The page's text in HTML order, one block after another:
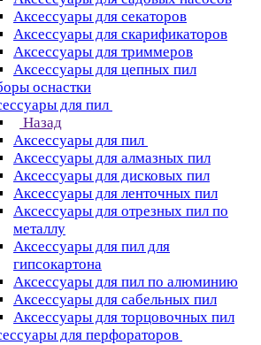
Аксессуары для секаторов
Аксессуары для скарификаторов
Аксессуары для триммеров
Аксессуары для цепных пил
оснастки
для пил
Назад
Аксессуары для пил
Аксессуары для алмазных пил
Аксессуары для дисковых пил
Аксессуары для ленточных пил
Аксессуары для отрезных пил по
металлу
Аксессуары для пил для
гипсокартона
Аксессуары для пил по алюминию
Аксессуары для сабельных пил
Аксессуары для торцовочных пил
для перфораторов